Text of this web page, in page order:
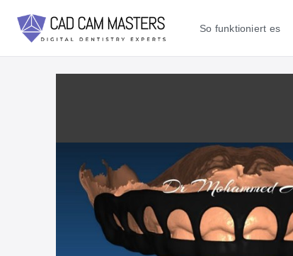
So funktioniert es